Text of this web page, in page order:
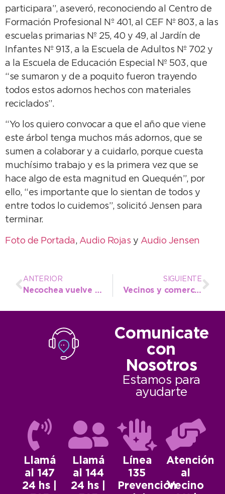
participara”, aseveró, reconociendo al Centro de
Formación Profesional Nº 401, al CEF Nº 803, a las
escuelas primarias Nº 25, 40 y 49, al Jardín de
Infantes Nº 913, a la Escuela de Adultos Nº 702 y
a la Escuela de Educación Especial Nº 503, que
“se sumaron y de a poquito fueron trayendo
todos estos adornos hechos con materiales
reciclados”.
“Yo los quiero convocar a que el año que viene
este árbol tenga muchos más adornos, que se
sumen a colaborar y a cuidarlo, porque cuesta
muchísimo trabajo y es la primera vez que se
hace algo de esta magnitud en Quequén”, por
ello, “es importante que lo sientan de todos y
entre todos lo cuidemos”, solicitó Jensen para
terminar.
Foto de Portada, Audio Rojas y Audio Jensen
ANTERIOR
Necochea vuelve a liderar el índice de transparencia Fiscal Municipal
SIGUIENTE
Vecinos y comerciantes de barrios aledaños al Polideportivo evacuaron dudas sobre el recital de La Renga
Comunicate
con
Nosotros
Estamos para
ayudarte
Llamá
al 147
24 hs |
Llamá
al 144
24 hs |
Línea
135
Prevención
Atención
al
Vecino